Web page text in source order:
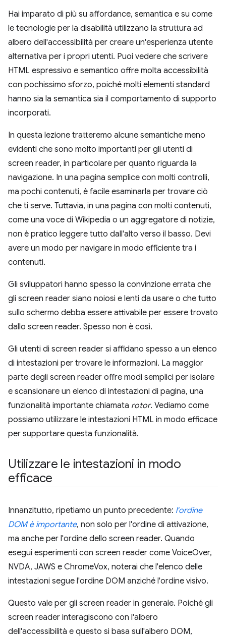
Hai imparato di più su affordance, semantica e su come
le tecnologie per la disabilità utilizzano la struttura ad
albero dell'accessibilità per creare un'esperienza utente
alternativa per i propri utenti. Puoi vedere che scrivere
HTML espressivo e semantico offre molta accessibilità
con pochissimo sforzo, poiché molti elementi standard
hanno sia la semantica sia il comportamento di supporto
incorporati.
In questa lezione tratteremo alcune semantiche meno
evidenti che sono molto importanti per gli utenti di
screen reader, in particolare per quanto riguarda la
navigazione. In una pagina semplice con molti controlli,
ma pochi contenuti, è facile esaminarla per trovare ciò
che ti serve. Tuttavia, in una pagina con molti contenuti,
come una voce di Wikipedia o un aggregatore di notizie,
non è pratico leggere tutto dall'alto verso il basso. Devi
avere un modo per navigare in modo efficiente tra i
contenuti.
Gli sviluppatori hanno spesso la convinzione errata che
gli screen reader siano noiosi e lenti da usare o che tutto
sullo schermo debba essere attivabile per essere trovato
dallo screen reader. Spesso non è così.
Gli utenti di screen reader si affidano spesso a un elenco
di intestazioni per trovare le informazioni. La maggior
parte degli screen reader offre modi semplici per isolare
e scansionare un elenco di intestazioni di pagina, una
funzionalità importante chiamata rotor. Vediamo come
possiamo utilizzare le intestazioni HTML in modo efficace
per supportare questa funzionalità.
Utilizzare le intestazioni in modo
efficace
Innanzitutto, ripetiamo un punto precedente: l'ordine
DOM è importante, non solo per l'ordine di attivazione,
ma anche per l'ordine dello screen reader. Quando
esegui esperimenti con screen reader come VoiceOver,
NVDA, JAWS e ChromeVox, noterai che l'elenco delle
intestazioni segue l'ordine DOM anziché l'ordine visivo.
Questo vale per gli screen reader in generale. Poiché gli
screen reader interagiscono con l'albero
dell'accessibilità e questo si basa sull'albero DOM,